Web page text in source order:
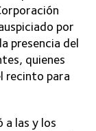
por
presencia del
quienes
recinto para
a las y los